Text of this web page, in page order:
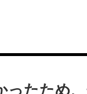
ったため